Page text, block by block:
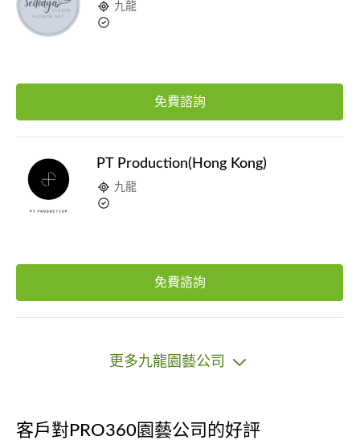
九龍
免費諮詢
PT Production(Hong Kong)
九龍
免費諮詢
更多九龍園藝公司
客戶對PRO360園藝公司的好評